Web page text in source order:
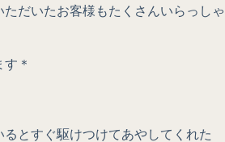
だいたお客様もたくさんいらっしゃ
＊
るとすぐ駆けつけてあやしてくれた